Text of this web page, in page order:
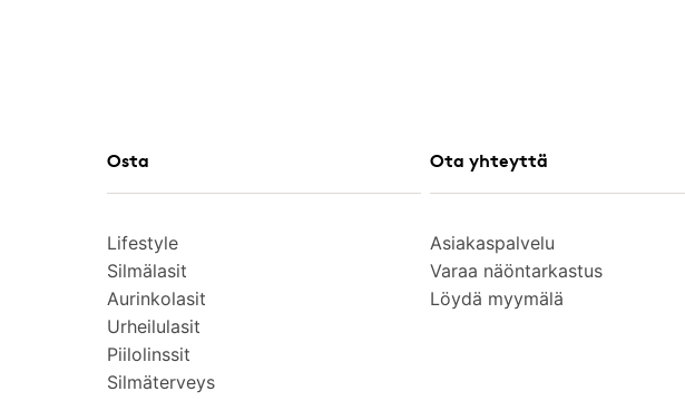
Osta
Lifestyle
Silmälasit
Aurinkolasit
Urheilulasit
Piilolinssit
Silmäterveys
Ota yhteyttä
Asiakaspalvelu
Varaa näöntarkastus
Löydä myymälä